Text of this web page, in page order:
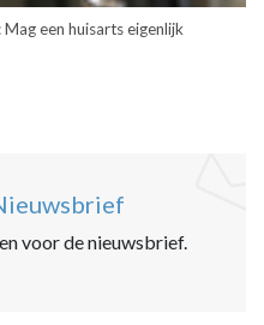
een huisarts eigenlijk
voor de nieuwsbrief.